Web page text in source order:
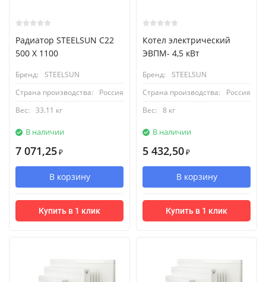
Радиатор STEELSUN С22
500 X 1100
Бренд:
STEELSUN
Страна производства:
Россия
Вес:
33.11 кг
В наличии
7 071,25 ₽
В корзину
Купить в 1 клик
Котел электрический
ЭВПМ- 4,5 кВт
Бренд:
STEELSUN
Страна производства:
Россия
Вес:
8 кг
В наличии
5 432,50 ₽
В корзину
Купить в 1 клик